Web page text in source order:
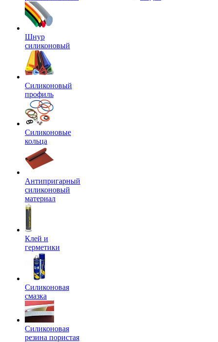
Шнур
силиконовый
Силиконовый
профиль
Силиконовые
кольца
Антипригарный
силиконовый
материал
Клей и
герметики
Силиконовая
смазка
Силиконовая
резина пористая